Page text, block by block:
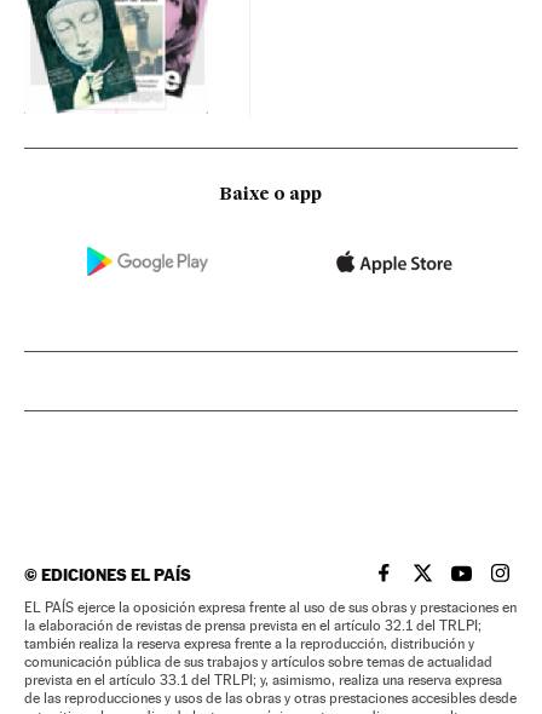
Baixe o app
©EDICIONES EL PAÍS EL PAÍS BRASIL EN
EL PAÍSEL PAÍS
EL
EL PAÍS ejerce la oposición expresa frente al uso de sus obras y prestaciones en
la elaboración de revistas de prensa prevista en el artículo 32.1 del TRLPI;
también realiza la reserva expresa frente a la reproducción, distribución y
comunicación pública de sus trabajos y artículos sobre temas de actualidad
prevista en el artículo 33.1 del TRLPI; y, asimismo, realiza una reserva expresa
de las reproducciones y usos de las obras y otras prestaciones accesibles desde